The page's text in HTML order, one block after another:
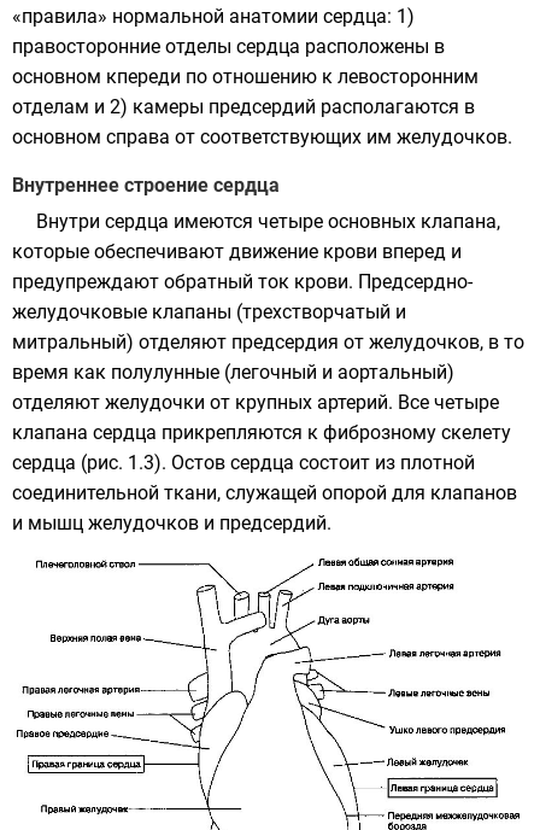
«правила» нормальной анатомии сердца: 1)
правосторонние отделы сердца расположены в
основном кпереди по отношению к левосторонним
отделам и 2) камеры предсердий располагаются в
основном справа от соответствующих им желудочков.
Внутреннее строение сердца
Внутри сердца имеются четыре основных клапана,
которые обеспечивают движение крови вперед и
предупреждают обратный ток крови. Предсердно-
желудочковые клапаны (трехстворчатый и
митральный) отделяют предсердия от желудочков, в то
время как полулунные (легочный и аортальный)
отделяют желудочки от крупных артерий. Все четыре
клапана сердца прикрепляются к фиброзному скелету
сердца (рис. 1.3). Остов сердца состоит из плотной
соединительной ткани, служащей опорой для клапанов
и мышц желудочков и предсердий.